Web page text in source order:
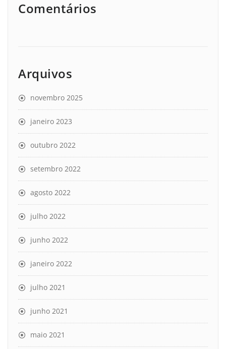
Comentários
Arquivos
novembro 2025
janeiro 2023
outubro 2022
setembro 2022
agosto 2022
julho 2022
junho 2022
janeiro 2022
julho 2021
junho 2021
maio 2021